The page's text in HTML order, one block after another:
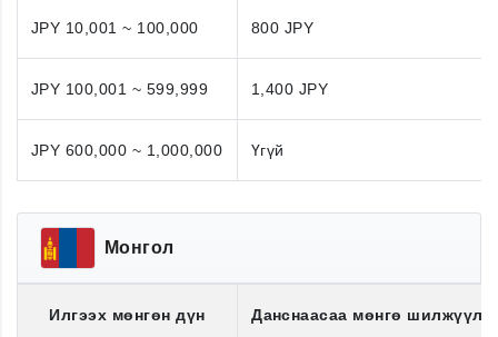
JPY 10,001 ~ 100,000 800 JPY
JPY 100,001 ~ 599,999 1,400 JPY
JPY 600,000 ~ 1,000,000 Үгүй
Монгол
Илгээх мөнгөн дүн Данснаасаа мөнгө